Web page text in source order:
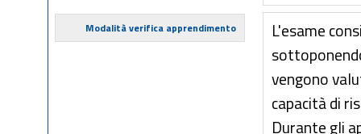
Modalità verifica apprendimento
L'esame
vengono
capacità di
Durante gli